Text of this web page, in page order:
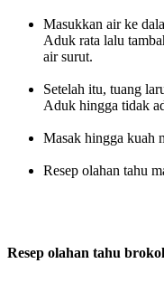
Masukkan air ke
Aduk rata lalu
air surut.
Setelah itu, tuang
Aduk hingga tidak
Masak hingga kuah
Resep olahan tahu
Resep olahan tahu